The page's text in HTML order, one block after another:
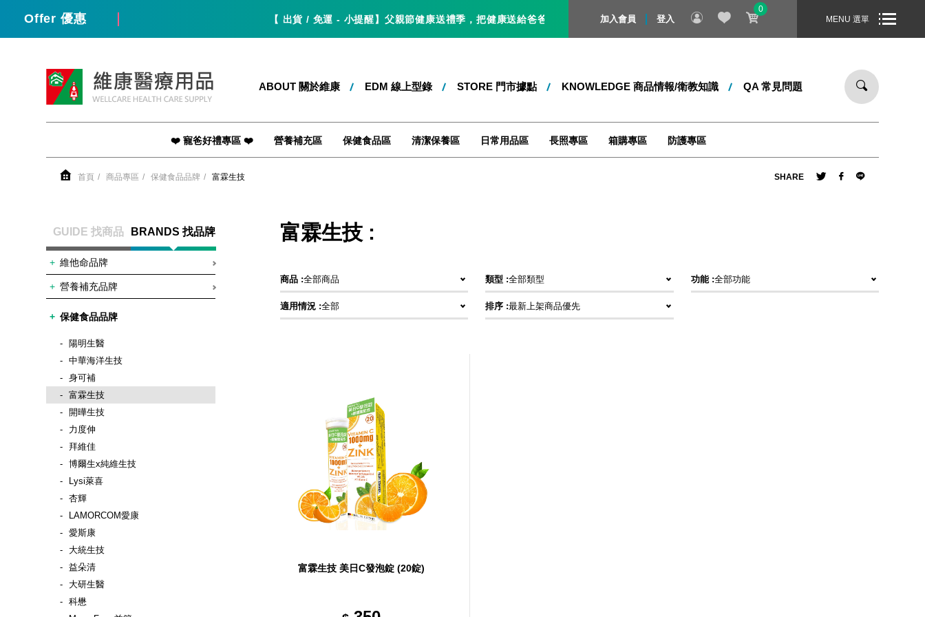
Offer 優惠 【 出貨 / 免運 - 小提醒】父親節健康送禮季，把健康送給爸爸，就是最好的父親節禮物！即日起 ～ 8/31 止，全站消費滿 1000 元，即享免運宅配到
加入會員 登入
0
MENU 選單
ABOUT 關於維康
EDM 線上型錄 STORE 門市據點 KNOWLEDGE 商品情報/衛教知識 QA 常見問題
❤️ 寵爸好禮專區 ❤️ 營養補充區 保健食品區 清潔保養區 日常用品區 長照專區 箱購專區 防護專區
首頁 商品專區 保健食品品牌 富霖生技 SHARE
GUIDE 找商品 BRANDS 找品牌
維他命品牌
營養補充品牌
保健食品品牌
陽明生醫
中華海洋生技
身可補
富霖生技
開曄生技
力度伸
拜維佳
博爾生x純維生技
Lysi萊喜
杏輝
LAMORCOM愛康
愛斯康
大統生技
益朵清
大研生醫
科懋
富霖生技 :
商品 :全部商品 類型 :全部類型 功能 :全部功能
適用情況 :全部 排序 :最新上架商品優先
富霖生技 美日C發泡錠 (20錠)